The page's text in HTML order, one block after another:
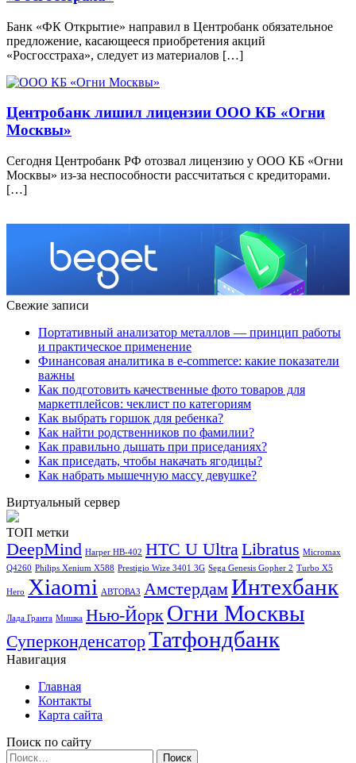
Банк «ФК Открытие» направил в Центробанк обязательное
предложение, касающееся приобретения акций
«Росгосстраха», следует из материалов […]
Центробанк лишил лицензии ООО КБ «Огни
Москвы»
Сегодня Центробанк РФ отозвал лицензию у ООО КБ «Огни
Москвы» из-за неспособности рассчитаться с кредиторами.
[…]
Свежие записи
Портативный анализатор металлов — принцип работы
и практическое применение
Финансовая аналитика в e-commerce: какие показатели
важны
Как подготовить качественные фото товаров для
маркетплейсов: чеклист по категориям
Как выбрать горшок для ребенка?
Как найти родственников по фамилии?
Как правильно дышать при приседаниях?
Как приседать, чтобы накачать ягодицы?
Как набрать мышечную массу девушке?
Виртуальный сервер
ТОП метки
DeepMind Harper HB-402 HTC U UltraLibratus Micromax
Q4260 Philips Xenium X588 Prestigio Wize 3401 3G Sega Genesis Gopher 2 Turbo X5
Hero Xiaomi АВТОВАЗ АмстердамИнтехбанк
Лада Гранта Мишка Нью-Йорк Огни Москвы
СуперконденсаторТатфондбанк
Навигация
Главная
Контакты
Карта сайта
Поиск по сайту
Найти: